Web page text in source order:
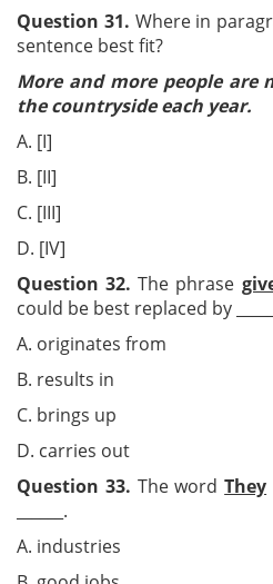
Question 31. Where in
sentence best fit?
More and more people
the countryside each year.
A. [I]
B. [II]
C. [III]
D. [IV]
Question 32. The phrase
could be best replaced by
A. originates from
B. results in
C. brings up
D. carries out
Question 33. The wordThey
______.
A. industries